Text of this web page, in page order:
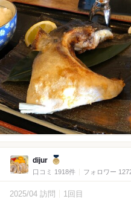
dijur
口コミ 1918件 フォロワー
2025/04 訪問 1回目